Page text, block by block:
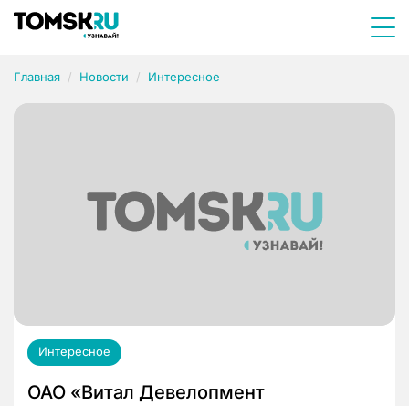
Главная Новости Интересное
Интересное
ОАО «Витал Девелопмент